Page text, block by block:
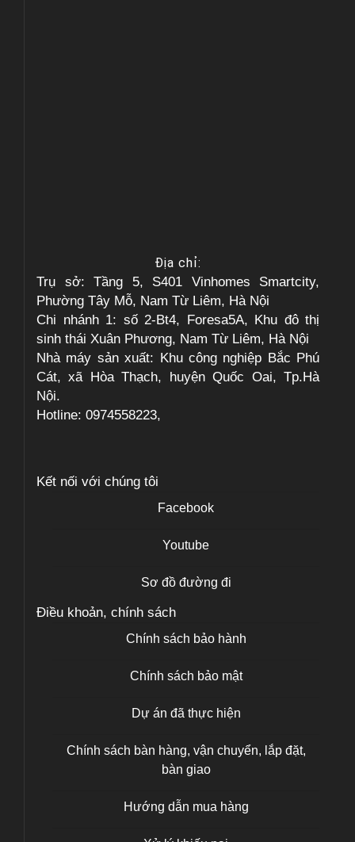
Địa chỉ:
Trụ sở: Tầng 5, S401 Vinhomes Smartcity,
Phường Tây Mỗ, Nam Từ Liêm, Hà Nội
Chi nhánh 1: số 2-Bt4, Foresa5A, Khu đô thị
sinh thái Xuân Phương, Nam Từ Liêm, Hà Nội
Nhà máy sản xuất: Khu công nghiệp Bắc Phú
Cát, xã Hòa Thạch, huyện Quốc Oai, Tp.Hà
Nội.
Hotline: 0974558223,
Kết nối với chúng tôi
Facebook
Youtube
Sơ đồ đường đi
Điều khoản, chính sách
Chính sách bảo hành
Chính sách bảo mật
Dự án đã thực hiện
Chính sách bàn hàng, vận chuyển, lắp đặt,
bàn giao
Hướng dẫn mua hàng